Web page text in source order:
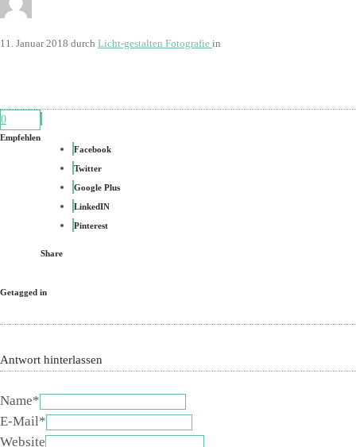
11. Januar 2018 durch Licht-gestalten Fotografie in
0
Empfehlen
Facebook
Twitter
Google Plus
LinkedIN
Pinterest
Share
Getagged in
Antwort hinterlassen
Name*
E-Mail*
Website